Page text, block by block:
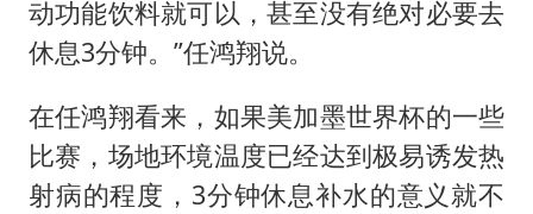
动功能饮料就可以，甚至没有绝对必要去
休息3分钟。”任鸿翔说。
在任鸿翔看来，如果美加墨世界杯的一些
比赛，场地环境温度已经达到极易诱发热
射病的程度，3分钟休息补水的意义就不